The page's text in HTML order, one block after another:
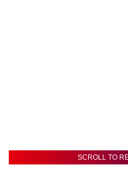
SCROLL TO